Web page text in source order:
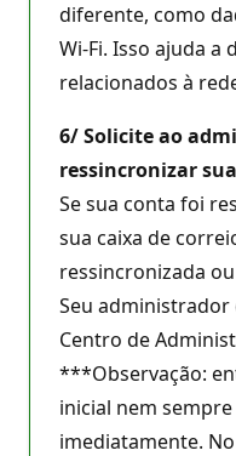
diferente, como
Wi-Fi. Isso ajuda a
relacionados à
6/ Solicite ao
ressincronizar
Se sua conta foi
sua caixa de
ressincronizada
Seu administrador
Centro de
***Observação:
inicial nem
imediatamente.